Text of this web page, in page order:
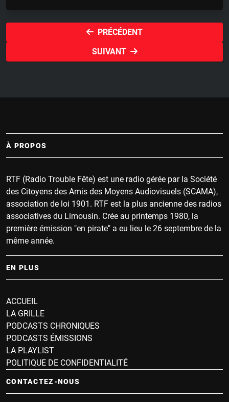
s
PRÉCÉDENT
SUIVANT
À PROPOS
RTF (Radio Trouble Fête) est une radio gérée par la Société
des Citoyens des Amis des Moyens Audiovisuels (SCAMA),
association de loi 1901. RTF est la plus ancienne des radios
associatives du Limousin. Crée au printemps 1980, la
première émission "en pirate" a eu lieu le 26 septembre de la
même année.
EN PLUS
ACCUEIL
LA GRILLE
PODCASTS CHRONIQUES
PODCASTS ÉMISSIONS
LA PLAYLIST
POLITIQUE DE CONFIDENTIALITÉ
CONTACTEZ-NOUS